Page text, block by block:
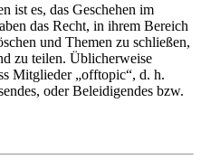
ist es, das Geschehen im
das Recht, in ihrem Bereich
und Themen zu schließen,
zu teilen. Üblicherweise
Mitglieder „offtopic“, d. h.
oder Beleidigendes bzw.